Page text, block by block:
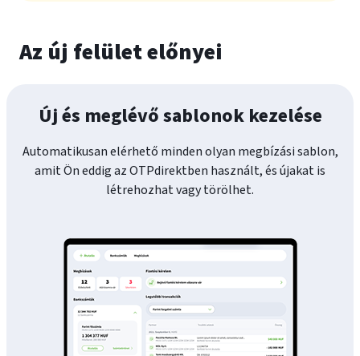
Az új felület előnyei
Új és meglévő sablonok kezelése
Automatikusan elérhető minden olyan megbízási sablon,
amit Ön eddig az OTPdirektben használt, és újakat is
létrehozhat vagy törölhet.